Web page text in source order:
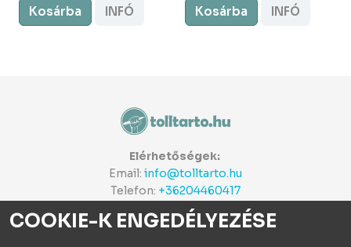
Kosárba INFÓ Kosárba INFÓ
Elérhetőségek:
Email: info@tolltarto.hu
Telefon: +36204460417
COOKIE-K ENGEDÉLYEZÉSE